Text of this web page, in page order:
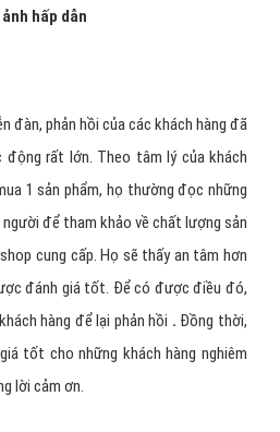
hấp dẫn
đàn, phản hồi của các khách hàng đã
rất lớn. Theo tâm lý của khách
1 sản phẩm, họ thường đọc những
để tham khảo về chất lượng sản
cung cấp. Họ sẽ thấy an tâm hơn
đánh giá tốt. Để có được điều đó,
hàng để lại phản hồi . Đồng thời,
tốt cho những khách hàng nghiêm
lời cảm ơn.